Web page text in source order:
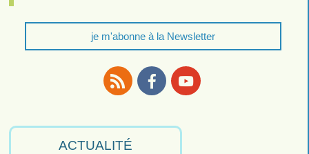
je m'abonne à la Newsletter
ACTUALITÉ